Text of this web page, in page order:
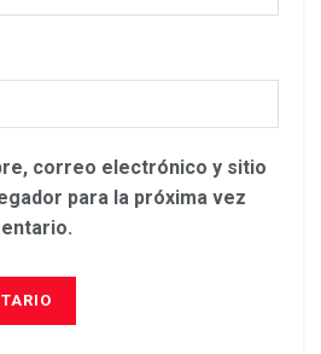
correo electrónico y sitio
para la próxima vez